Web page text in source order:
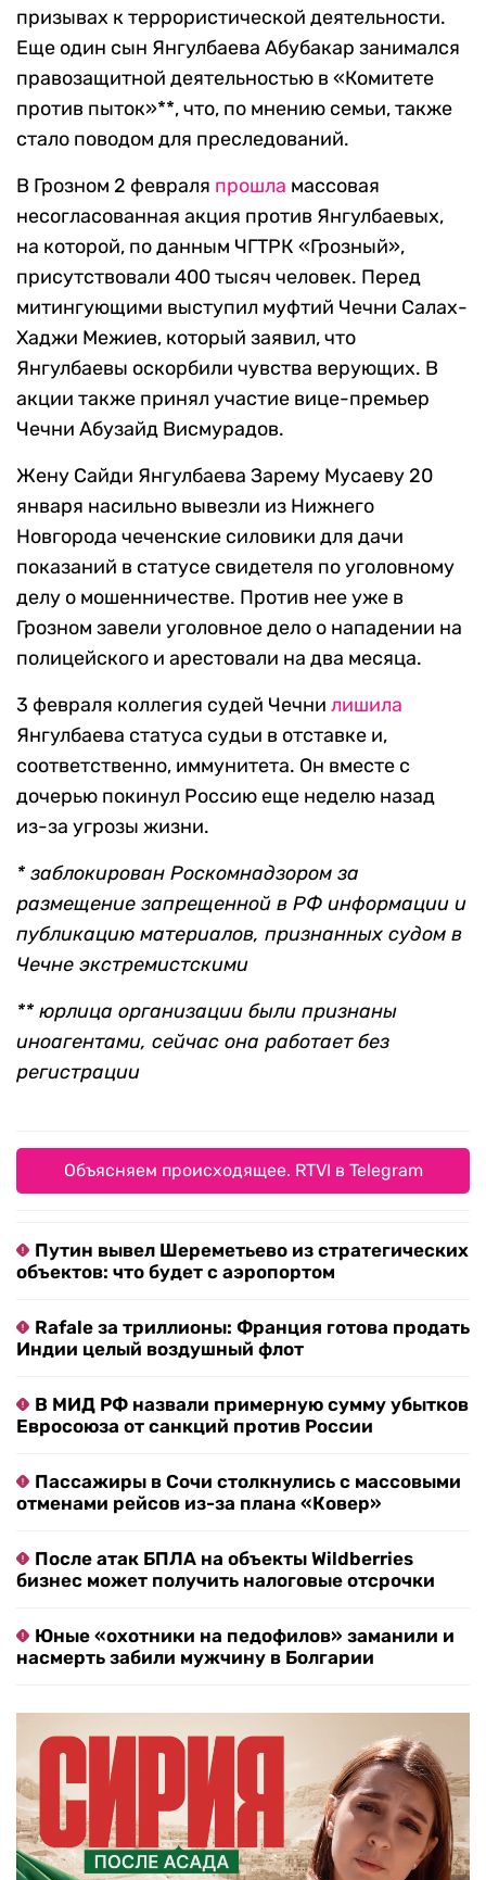
призывах к террористической деятельности.
Еще один сын Янгулбаева Абубакар занимался
правозащитной деятельностью в «Комитете
против пыток»**, что, по мнению семьи, также
стало поводом для преследований.
В Грозном 2 февраля прошла массовая
несогласованная акция против Янгулбаевых,
на которой, по данным ЧГТРК «Грозный»,
присутствовали 400 тысяч человек. Перед
митингующими выступил муфтий Чечни Салах-
Хаджи Межиев, который заявил, что
Янгулбаевы оскорбили чувства верующих. В
акции также принял участие вице-премьер
Чечни Абузайд Висмурадов.
Жену Сайди Янгулбаева Зарему Мусаеву 20
января насильно вывезли из Нижнего
Новгорода чеченские силовики для дачи
показаний в статусе свидетеля по уголовному
делу о мошенничестве. Против нее уже в
Грозном завели уголовное дело о нападении на
полицейского и арестовали на два месяца.
3 февраля коллегия судей Чечни лишила
Янгулбаева статуса судьи в отставке и,
соответственно, иммунитета. Он вместе с
дочерью покинул Россию еще неделю назад
из-за угрозы жизни.
* заблокирован Роскомнадзором за
размещение запрещенной в РФ информации и
публикацию материалов, признанных судом в
Чечне экстремистскими
** юрлица организации были признаны
иноагентами, сейчас она работает без
регистрации
Объясняем происходящее. RTVI в Telegram
Путин вывел Шереметьево из стратегических
объектов: что будет с аэропортом
Rafale за триллионы: Франция готова продать
Индии целый воздушный флот
В МИД РФ назвали примерную сумму убытков
Евросоюза от санкций против России
Пассажиры в Сочи столкнулись с массовыми
отменами рейсов из-за плана «Ковер»
После атак БПЛА на объекты Wildberries
бизнес может получить налоговые отсрочки
Юные «охотники на педофилов» заманили и
насмерть забили мужчину в Болгарии